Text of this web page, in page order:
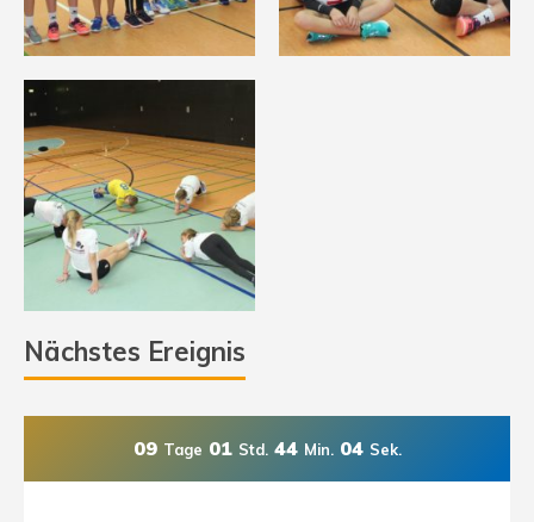
Nächstes Ereignis
09 Tage 01 Std. 44 Min. 03 Sek.